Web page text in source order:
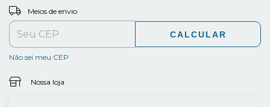
Entregas para o CEP:
Meios de envio
CALCULAR
Não sei meu CEP
Nossa loja